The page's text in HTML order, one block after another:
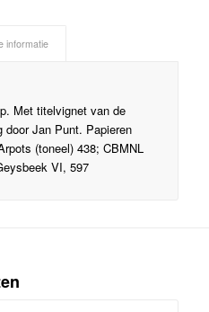
informatie
Met titelvignet van de
door Jan Punt. Papieren
(toneel) 438; CBMNL
VI, 597